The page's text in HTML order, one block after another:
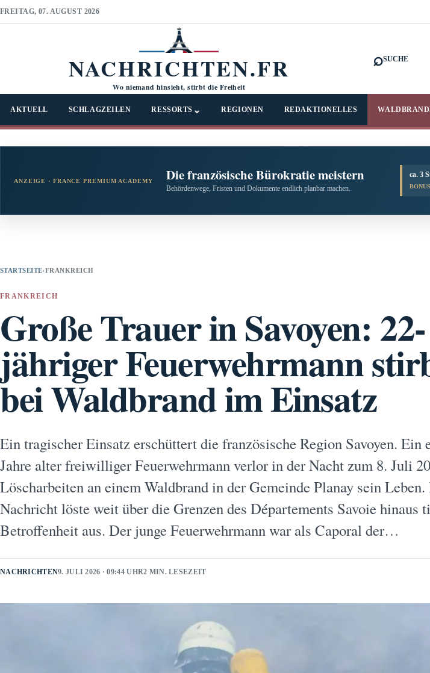
FREITAG, 07. AUGUST 2026
NACHRICHTEN.FR
Wo niemand hinsieht, stirbt die Freiheit
⌕SUCHE
AKTUELL SCHLAGZEILEN RESSORTS ⌄ REGIONEN REDAKTIONELLES
ANZEIGE · FRANCE PREMIUM ACADEMY Die französische Bürokratie meistern
Behördenwege, Fristen und Dokumente endlich planbar machen.
ca. 3
STARTSEITE›FRANKREICH
FRANKREICH
Große Trauer in Savoyen: 22-
jähriger Feuerwehrmann
bei Waldbrand im Einsatz
Ein tragischer Einsatz erschüttert die französische Region Savoyen. Ein
Jahre alter freiwilliger Feuerwehrmann verlor in der Nacht zum 8. Juli
Löscharbeiten an einem Waldbrand in der Gemeinde Planay sein
Nachricht löste weit über die Grenzen des Départements Savoie hinaus
Betroffenheit aus. Der junge Feuerwehrmann war als Caporal der…
NACHRICHTEN9. JULI 2026 · 09:44 UHR2 MIN. LESEZEIT